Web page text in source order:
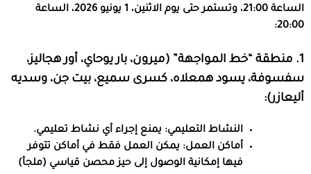
الساعة 21:00، وتستمر حتى يوم الاثنين، 1 يونيو 2026، الساعة
20:00:
1. منطقة “خط المواجهة” (ميرون، بار يوحاي، أور هجاليز،
سفسوفة، يسود همعلاه، كسرى سميع، بيت جن، وسديه
أليعازر):
النشاط التعليمي: يمنع إجراء أي نشاط تعليمي.
أماكن العمل: يمكن العمل فقط في أماكن تتوفر
فيها إمكانية الوصول إلى حيز محصن قياسي (ملجأ)